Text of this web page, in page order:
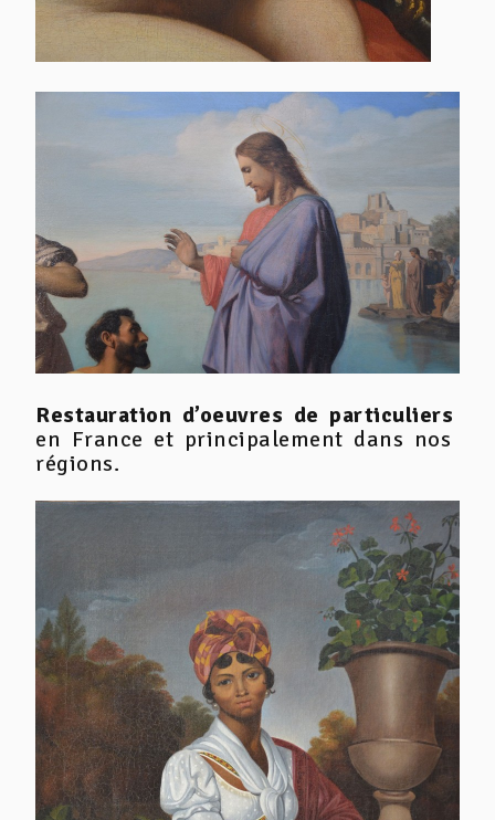
Restauration d’oeuvres de particuliers
en France et principalement dans nos
régions.